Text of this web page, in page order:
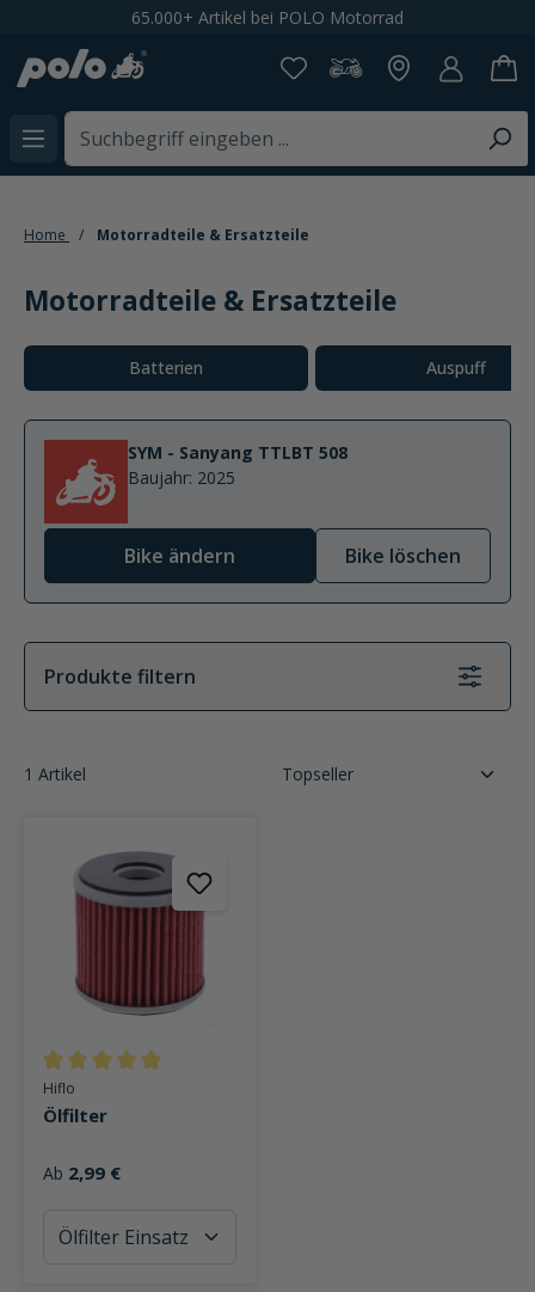
65.000+ Artikel bei POLO Motorrad
Home Motorradteile & Ersatzteile
Motorradteile & Ersatzteile
Kategoriegalerie überspringen
Batterien Auspuff
SYM - Sanyang TTLBT 508
Baujahr: 2025
Bike ändern Bike löschen
Produkte filtern
1 Artikel
Durchschnittliche Bewertung von 5 von 5 Sternen
Hiflo
Ölfilter
Ab 2,99 €